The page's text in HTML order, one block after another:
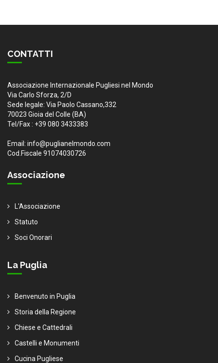
CONTATTI
Associazione Internazionale Pugliesi nel Mondo
Via Carlo Sforza, 2/D
Sede legale: Via Paolo Cassano,332
70023 Gioia del Colle (BA)
Tel/Fax : +39 080 3433383
Email: info@puglianelmondo.com
Cod.Fiscale 91074030726
Associazione
L'Associazione
Statuto
Soci Onorari
La Puglia
Benvenuto in Puglia
Storia della Regione
Chiese e Cattedrali
Castelli e Monumenti
Cucina Pugliese